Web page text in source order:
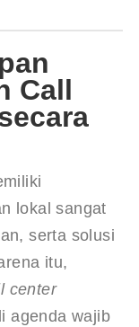
Call
lokal sangat
serta solusi
itu,
center
agenda wajib